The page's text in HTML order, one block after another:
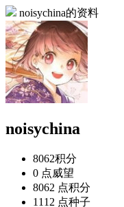
noisychina的资料
noisychina
8062积分
0 点威望
8062 点积分
1112 点种子